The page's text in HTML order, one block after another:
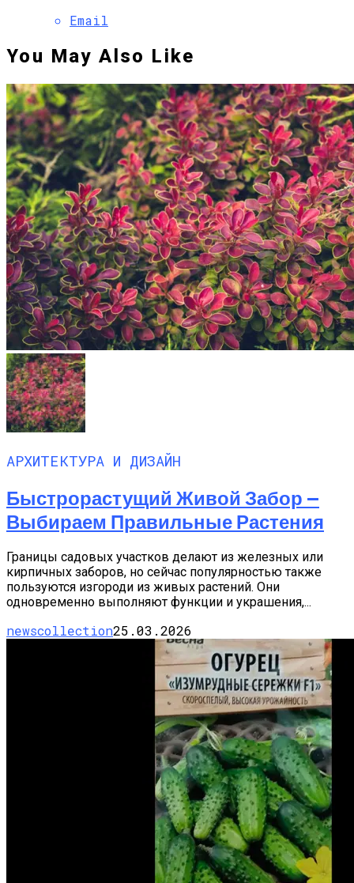
Email
You May Also Like
АРХИТЕКТУРА И ДИЗАЙН
Быстрорастущий Живой Забор —
Выбираем Правильные Растения
Границы садовых участков делают из железных или
кирпичных заборов, но сейчас популярностью также
пользуются изгороди из живых растений. Они
одновременно выполняют функции и украшения,...
newscollection25.03.2026